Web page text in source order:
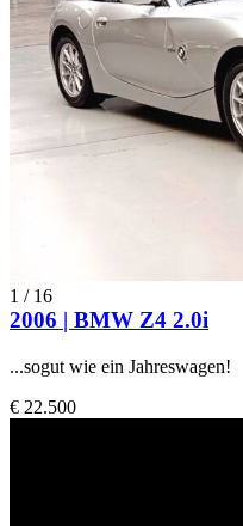
1 / 16
2006 | BMW Z4 2.0i
...sogut wie ein Jahreswagen!
€ 22.500